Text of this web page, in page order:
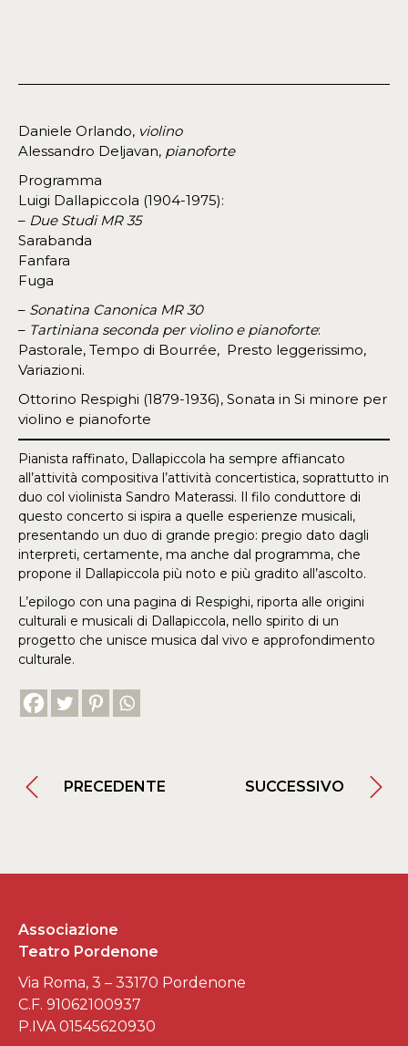
Daniele Orlando, violino
Alessandro Deljavan, pianoforte
Programma
Luigi Dallapiccola (1904-1975):
– Due Studi MR 35
Sarabanda
Fanfara
Fuga
– Sonatina Canonica MR 30
– Tartiniana seconda per violino e pianoforte:
Pastorale, Tempo di Bourrée, Presto leggerissimo,
Variazioni.
Ottorino Respighi (1879-1936), Sonata in Si minore per
violino e pianoforte
Pianista raffinato, Dallapiccola ha sempre affiancato
all’attività compositiva l’attività concertistica, soprattutto in
duo col violinista Sandro Materassi. Il filo conduttore di
questo concerto si ispira a quelle esperienze musicali,
presentando un duo di grande pregio: pregio dato dagli
interpreti, certamente, ma anche dal programma, che
propone il Dallapiccola più noto e più gradito all’ascolto.
L’epilogo con una pagina di Respighi, riporta alle origini
culturali e musicali di Dallapiccola, nello spirito di un
progetto che unisce musica dal vivo e approfondimento
culturale.
PRECEDENTE SUCCESSIVO
Associazione
Teatro Pordenone
Via Roma, 3 – 33170 Pordenone
C.F. 91062100937
P.IVA 01545620930